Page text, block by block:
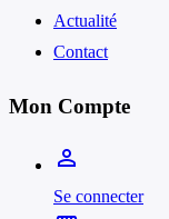
Actualité
Contact
Mon Compte
person_outline
Se connecter